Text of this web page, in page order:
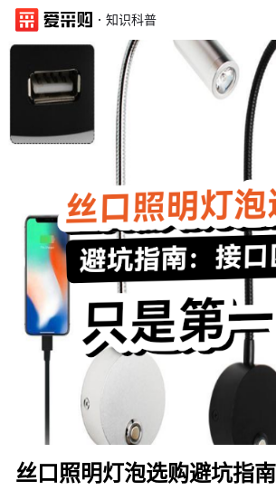
· 知识科普
丝口照明灯泡选购避坑指